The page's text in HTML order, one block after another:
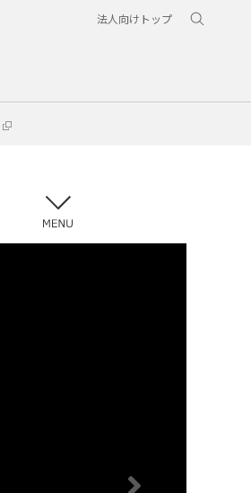
法人向けトップ